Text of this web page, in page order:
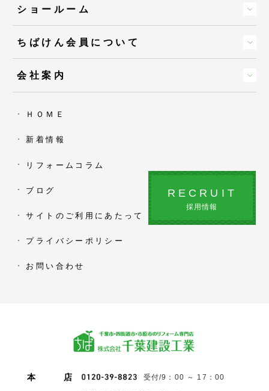
ショールーム
ちばけん会員について
会社案内
ＨＯＭＥ
新着情報
リフォームコラム
ブログ
サイトのご利用にあたって
プライバシーポリシー
お問い合わせ
RECRUIT
採用情報
本 店 受付/9：00 ～ 17：00